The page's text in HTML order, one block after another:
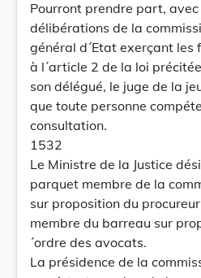
Pourront prendre part,
délibérations de la
général d´Etat exerçant les
à l´article 2 de la loi
son délégué, le juge de la
que toute personne
consultation.
1532
Le Ministre de la Justice
parquet membre de la
sur proposition du
membre du barreau sur
´ordre des avocats.
La présidence de la